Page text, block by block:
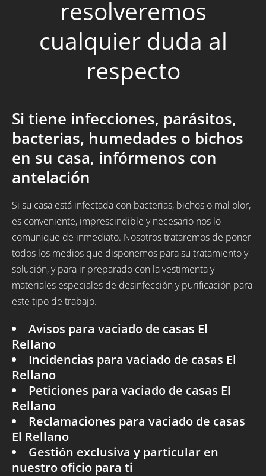
resolveremos
cualquier duda al
respecto
Si tiene infecciones, parásitos,
bacterias, humedades o bichos
en su casa, infórmenos con
antelación
Si su casa está infectada con bacterias, bichos o mal olor,
es conveniente, imprescindible y necesario nos lo
comunique de inmediato. Nosotros trataremos de poner
todos los medios que disponemos para su tratamiento y
solución, y para ir preparado con la vestimenta y
materiales especiales de desinfección y purificación para
este tipo de trabajo.
Avisos para vaciado de casas El
Rellano
Incidencias para vaciado de casas El
Rellano
Peticiones para vaciado de casas El
Rellano
Reclamaciones para vaciado de casas
El Rellano
Gestión exclusiva y particular en
nuestro oficio para ti